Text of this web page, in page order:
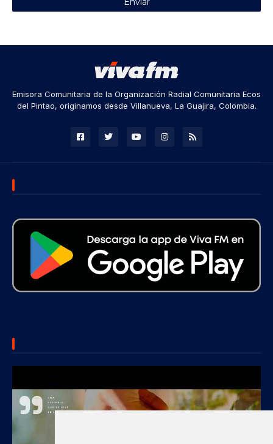
Emisora Comunitaria de la Organización Radial Comunitaria Ecos
del Pintao, originamos desde Villanueva, La Guajira, Colombia.